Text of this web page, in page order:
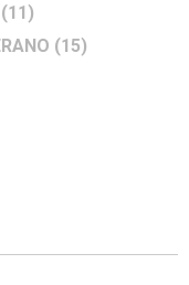
(11)
(15)